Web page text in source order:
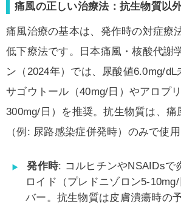
痛風の正しい治療法：抗生物質以
痛風治療の基本は、発作時の対症療
低下療法です。日本痛風・核酸代謝
ン（2024年）では、尿酸値6.0mg/dL
サゴウトール（40mg/日）やアロプ
300mg/日）を推奨。抗生物質は、痛
（例: 尿路感染症併発時）のみで使用
発作時: コルヒチンやNSAIDsで
ロイド（プレドニゾロン5-
バー。抗生物質は皮膚潰瘍時の